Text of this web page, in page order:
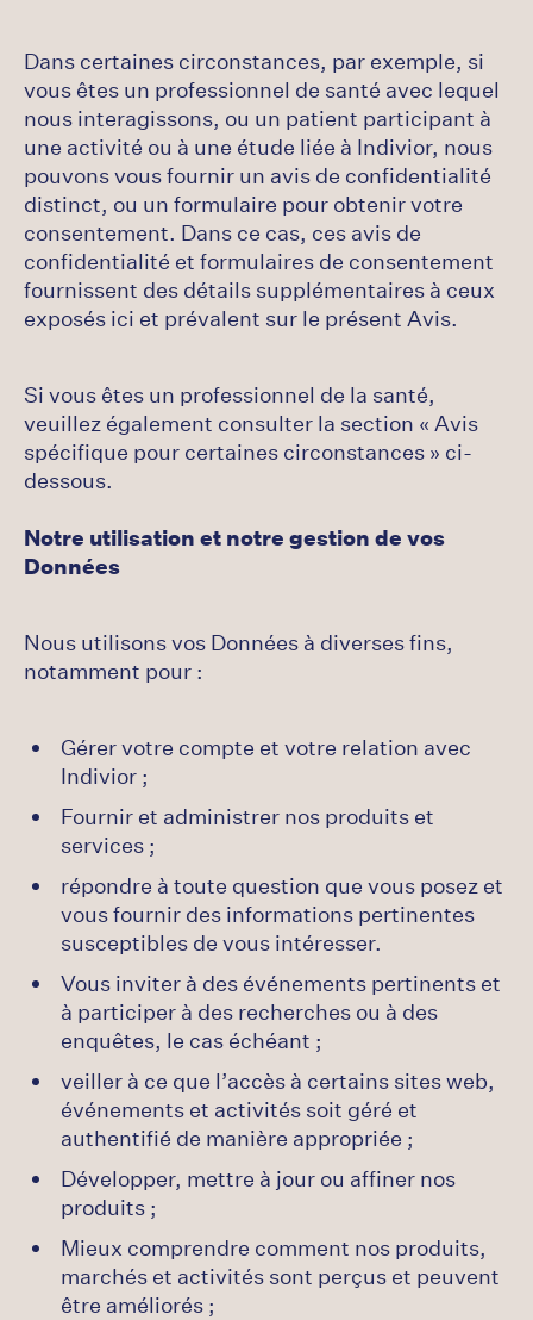
Dans certaines circonstances, par exemple, si
vous êtes un professionnel de santé avec lequel
nous interagissons, ou un patient participant à
une activité ou à une étude liée à Indivior, nous
pouvons vous fournir un avis de confidentialité
distinct, ou un formulaire pour obtenir votre
consentement. Dans ce cas, ces avis de
confidentialité et formulaires de consentement
fournissent des détails supplémentaires à ceux
exposés ici et prévalent sur le présent Avis.
Si vous êtes un professionnel de la santé,
veuillez également consulter la section « Avis
spécifique pour certaines circonstances » ci-
dessous.
Notre utilisation et notre gestion de vos
Données
Nous utilisons vos Données à diverses fins,
notamment pour :
Gérer votre compte et votre relation avec
Indivior ;
Fournir et administrer nos produits et
services ;
répondre à toute question que vous posez et
vous fournir des informations pertinentes
susceptibles de vous intéresser.
Vous inviter à des événements pertinents et
à participer à des recherches ou à des
enquêtes, le cas échéant ;
veiller à ce que l’accès à certains sites web,
événements et activités soit géré et
authentifié de manière appropriée ;
Développer, mettre à jour ou affiner nos
produits ;
Mieux comprendre comment nos produits,
marchés et activités sont perçus et peuvent
être améliorés ;